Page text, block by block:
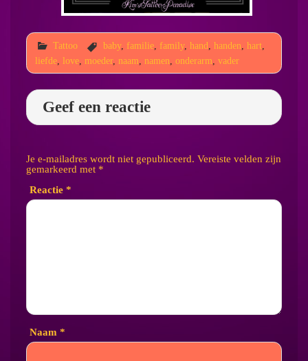
Tattoo baby, familie, family, hand handen hart,
liefde, love, moeder, naam namen onderarm vader
Geef een reactie
Je e-mailadres wordt niet gepubliceerd. Vereiste velden zijn
gemarkeerd met *
Reactie *
Naam *